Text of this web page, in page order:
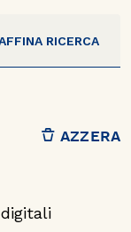
RICERCA
AZZERA